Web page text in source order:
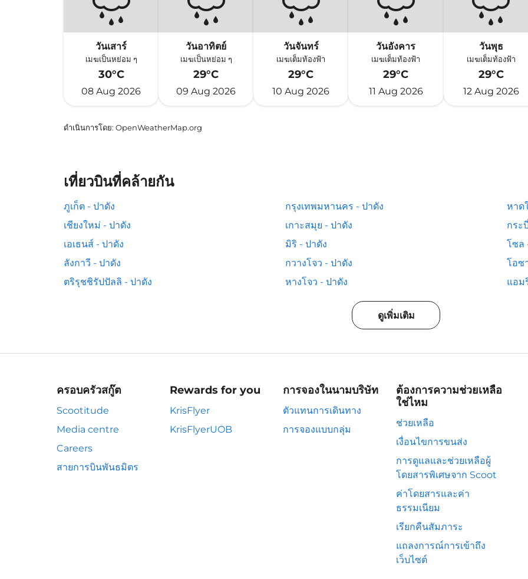
วันเสาร์
เมฆเป็นหย่อม ๆ
30°C
08 Aug 2026
วันอาทิตย์
เมฆเป็นหย่อม ๆ
29°C
09 Aug 2026
วันจันทร์
เมฆเต็มท้องฟ้า
29°C
10 Aug 2026
วันอังคาร
เมฆเต็มท้องฟ้า
29°C
11 Aug 2026
วันพุธ
เมฆเต็มท้องฟ้า
29°C
12 Aug 2026
ดำเนินการโดย: OpenWeatherMap.org
เที่ยวบินที่คล้ายกัน
ภูเก็ต - ปาดัง กรุงเทพมหานคร - ปาดัง
หาด
เชียงใหม่ - ปาดัง
เกาะสมุย - ปาดัง
กระ
เอเธนส์ - ปาดัง
มิริ - ปาดัง
โซล
ลังกาวี - ปาดัง
กวางโจว - ปาดัง
โอซ
ตริรุชชิรัปปัลลิ - ปาดัง
หางโจว - ปาดัง แอม
ดูเพิ่มเติม
ครอบครัวสกู๊ต
Scootitude
Media centre
Careers
สายการบินพันธมิตร
Rewards for you
KrisFlyer
KrisFlyerUOB
การจองในนามบริษัท
ตัวแทนการเดินทาง
การจองแบบกลุ่ม
ต้องการความช่วยเหลือ
ใช่ไหม
ช่วยเหลือ
เงื่อนไขการขนส่ง
การดูแลและช่วยเหลือผู้
โดยสารพิเศษจาก Scoot
ค่าโดยสารและค่า
ธรรมเนียม
เรียกคืนสัมภาระ
แถลงการณ์การเข้าถึง
เว็บไซต์